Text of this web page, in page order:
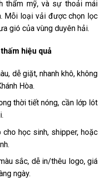
thẩm mỹ, và sự thoải mái
Mỗi loại vải được chọn lọc
gió của vùng duyên hải.
hiệu quả
dễ giặt, nhanh khô, không
Hòa.
thời tiết nóng, cần lớp lót
học sinh, shipper, hoặc
sắc, dễ in/thêu logo, giá
ngày.